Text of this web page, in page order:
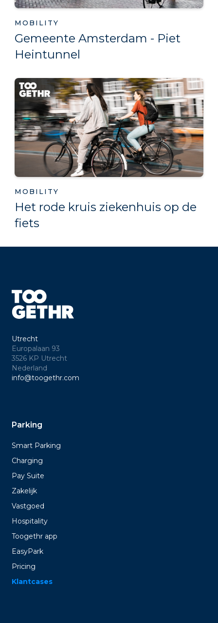
MOBILITY
Gemeente Amsterdam - Piet
Heintunnel
MOBILITY
Het rode kruis ziekenhuis op de
fiets
Utrecht
Europalaan 93
3526 KP Utrecht
Nederland
info@toogethr.com
Parking
Smart Parking
Charging
Pay Suite
Zakelijk
Vastgoed
Hospitality
Toogethr app
EasyPark
Pricing
Klantcases